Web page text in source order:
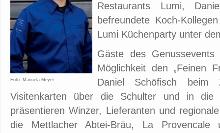
Foto: Manuela Meyer
Restaurants Lumi,
befreundete Koch-
Lumi Küchenparty unter
Gäste des
Möglichkeit den „Feinen
Daniel Schöfisch beim
Visitenkarten über die Schulter und in die
präsentieren Winzer, Lieferanten und
die Mettlacher Abtei-Bräu, La Provencale